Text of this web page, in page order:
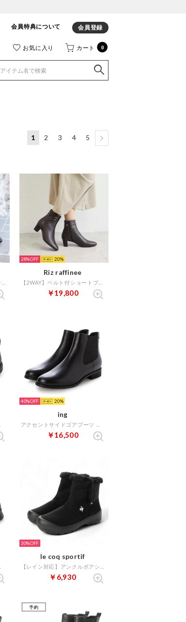
会員特典について 会員登録
お気に入り カート 0
1 2 3 4 5
28% 20
Riz raffinee
￥19,800
40% 20
ing
￥16,500
30%
le coq sportif
￥6,930
予約